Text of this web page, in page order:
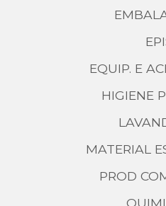
EQUIP. E
HIGIENE
MATERIAL
PROD